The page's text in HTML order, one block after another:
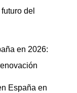
del
en 2026:
España en